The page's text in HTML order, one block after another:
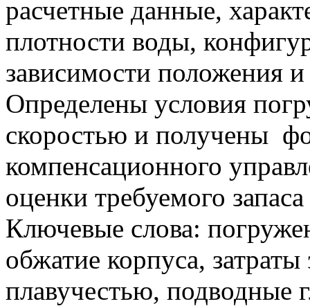
расчетные данные,
плотности воды,
зависимости положения
Определены условия
скоростью и получены
компенсационного
оценки требуемого
Ключевые слова:
обжатие корпуса,
плавучестью, подводные